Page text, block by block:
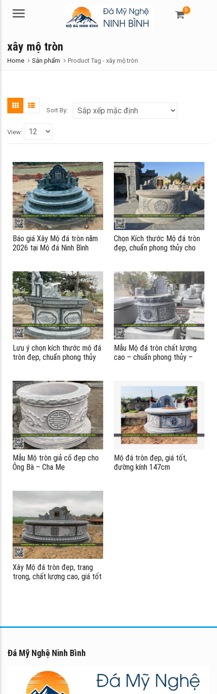
Menu
0
xây mộ tròn
Home Sản phẩm Product Tag - xây mộ tròn
Sort By:
View:
Báo giá Xây Mộ đá tròn năm
2026 tại Mộ đá Ninh Bình
Chọn Kích thước Mộ đá tròn
đẹp, chuẩn phong thủy cho
Lưu ý chọn kích thước mộ đá
tròn đẹp, chuẩn phong thủy
Mẫu Mộ đá tròn chất lượng
cao – chuẩn phong thủy –
Mẫu Mộ tròn giả cổ đẹp cho
Ông Bà – Cha Mẹ
Mộ đá tròn đẹp, giá tốt,
đường kính 147cm
Xây Mộ đá tròn đẹp, trang
trọng, chất lượng cao, giá tốt
Đá Mỹ Nghệ Ninh Bình